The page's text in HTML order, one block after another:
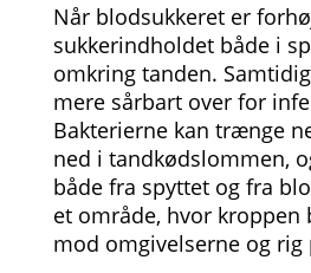
Når blodsukkeret er
sukkerindholdet både i
omkring tanden.
mere sårbart over for
Bakterierne kan trænge
ned i tandkødslommen,
både fra spyttet og fra
et område, hvor kroppen
mod omgivelserne og